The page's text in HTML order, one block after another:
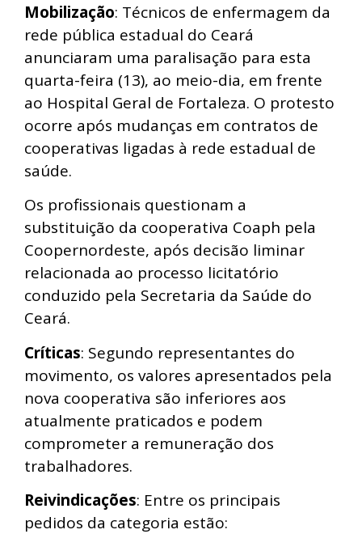
Mobilização: Técnicos de enfermagem da
rede pública estadual do Ceará
anunciaram uma paralisação para esta
quarta-feira (13), ao meio-dia, em frente
ao Hospital Geral de Fortaleza. O protesto
ocorre após mudanças em contratos de
cooperativas ligadas à rede estadual de
saúde.
Os profissionais questionam a
substituição da cooperativa Coaph pela
Coopernordeste, após decisão liminar
relacionada ao processo licitatório
conduzido pela Secretaria da Saúde do
Ceará.
Críticas: Segundo representantes do
movimento, os valores apresentados pela
nova cooperativa são inferiores aos
atualmente praticados e podem
comprometer a remuneração dos
trabalhadores.
Reivindicações: Entre os principais
pedidos da categoria estão: